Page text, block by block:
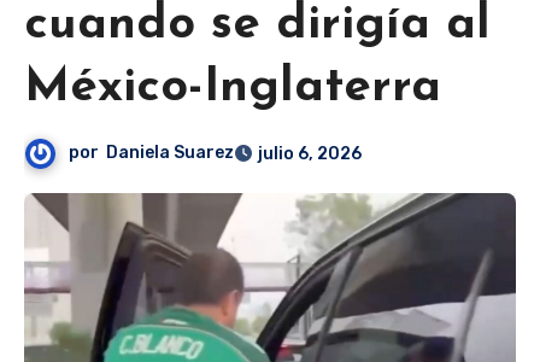
cuando se dirigía al
México-Inglaterra
por Daniela Suarez julio 6, 2026